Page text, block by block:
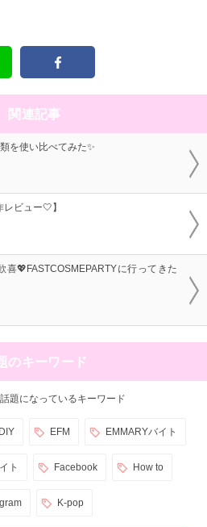
関連記事
を使い比べてみた✨
レビュー🤍】
喜💖FASTCOSMEPARTYに行ってきた
のキーワード
題になっているキーワード
DIY EFM EMMARYバイト
ト Facebook How to
K-pop